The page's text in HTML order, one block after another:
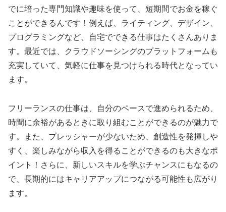
でに培った専門知識や趣味を使って、短期間でお金を稼ぐ
ことができるんです！例えば、ライティング、デザイン、
プログラミングなど、自宅でできる仕事はたくさんありま
す。最近では、クラウドソーシングのプラットフォームも
充実していて、気軽に仕事を見つけられる時代となってい
ます。
フリーランスの仕事は、自分のペースで進められるため、
時間に余裕があるときに取り組むことができるのが魅力で
す。また、プレッシャーが少ないため、創造性を発揮しや
すく、楽しみながら収入を得ることができるのも大きなポ
イント！さらに、新しいスキルを学ぶチャンスにもなるの
で、長期的にはキャリアアップにつながる可能性も広がり
ます。